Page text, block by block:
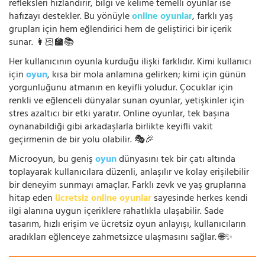
refleksleri hızlandırır, bilgi ve kelime temelli oyunlar ise
hafızayı destekler. Bu yönüyleonline oyunlar, farklı yaş
grupları için hem eğlendirici hem de geliştirici bir içerik
sunar. 👩🏻‍🏫📚
Her kullanıcının oyunla kurduğu ilişki farklıdır. Kimi kullanıcı
içinoyun, kısa bir mola anlamına gelirken; kimi için günün
yorgunluğunu atmanın en keyifli yoludur. Çocuklar için
renkli ve eğlenceli dünyalar sunan oyunlar, yetişkinler için
stres azaltıcı bir etki yaratır. Online oyunlar, tek başına
oynanabildiği gibi arkadaşlarla birlikte keyifli vakit
geçirmenin de bir yolu olabilir. 🎭🎉
Microoyun, bu genişoyundünyasını tek bir çatı altında
toplayarak kullanıcılara düzenli, anlaşılır ve kolay erişilebilir
bir deneyim sunmayı amaçlar. Farklı zevk ve yaş gruplarına
hitap eden ücretsiz online oyunlarsayesinde herkes kendi
ilgi alanına uygun içeriklere rahatlıkla ulaşabilir. Sade
tasarım, hızlı erişim ve ücretsiz oyun anlayışı, kullanıcıların
aradıkları eğlenceye zahmetsizce ulaşmasını sağlar. 🌐✨